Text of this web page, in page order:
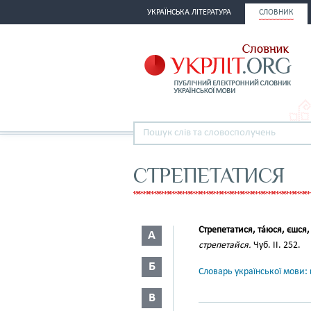
УКРАЇНСЬКА ЛІТЕРАТУРА СЛОВНИК
СТРЕПЕТАТИСЯ
А
Б
В
Стрепетатися, та́юся, єшся,
стрепетайся. Чуб. II. 252.
Словарь української